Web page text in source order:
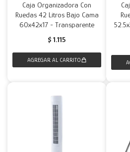
Caja Organizadora Con
Ruedas 42 Litros Bajo Cama
60x42x17 - Transparente
$ 1.115